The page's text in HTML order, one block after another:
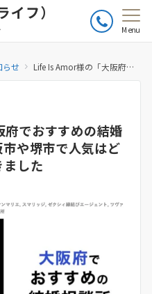
フ）
Menu
らせ Life Is Amor様の「大阪府でおすすめの結婚相談所ランキング！大阪市や堺市で人気はどこ？」にご紹介いただきました
でおすすめの結婚
や堺市で人気はど
した